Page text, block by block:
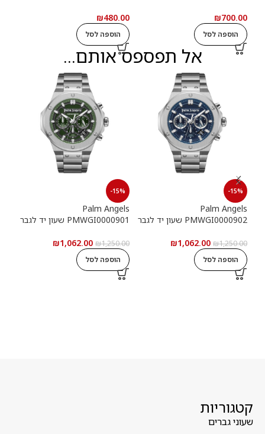
₪700.00
הוספה לסל
₪480.00
הוספה לסל
אל תפספס אותם...
-15%
Palm Angels
PMWGI0000902 שעון יד לגבר
₪1,250.00
₪1,062.00
הוספה לסל
-15%
Palm Angels
PMWGI0000901 שעון יד לגבר
₪1,250.00
₪1,062.00
הוספה לסל
קטגוריות
שעוני גברים